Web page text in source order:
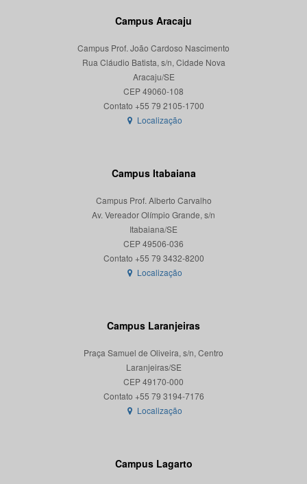
Campus Aracaju
Campus Prof. João Cardoso Nascimento
Rua Cláudio Batista, s/n, Cidade Nova
Aracaju/SE
CEP 49060-108
Localização
Campus Itabaiana
Campus Prof. Alberto Carvalho
Av. Vereador Olímpio Grande, s/n
Itabaiana/SE
CEP 49506-036
Localização
Campus Laranjeiras
Praça Samuel de Oliveira, s/n, Centro
Laranjeiras/SE
CEP 49170-000
Localização
Campus Lagarto